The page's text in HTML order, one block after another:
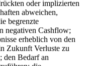
oder implizierten
abweichen,
begrenzte
negativen Cashflow;
erheblich von den
Zukunft Verluste zu
den Bedarf an